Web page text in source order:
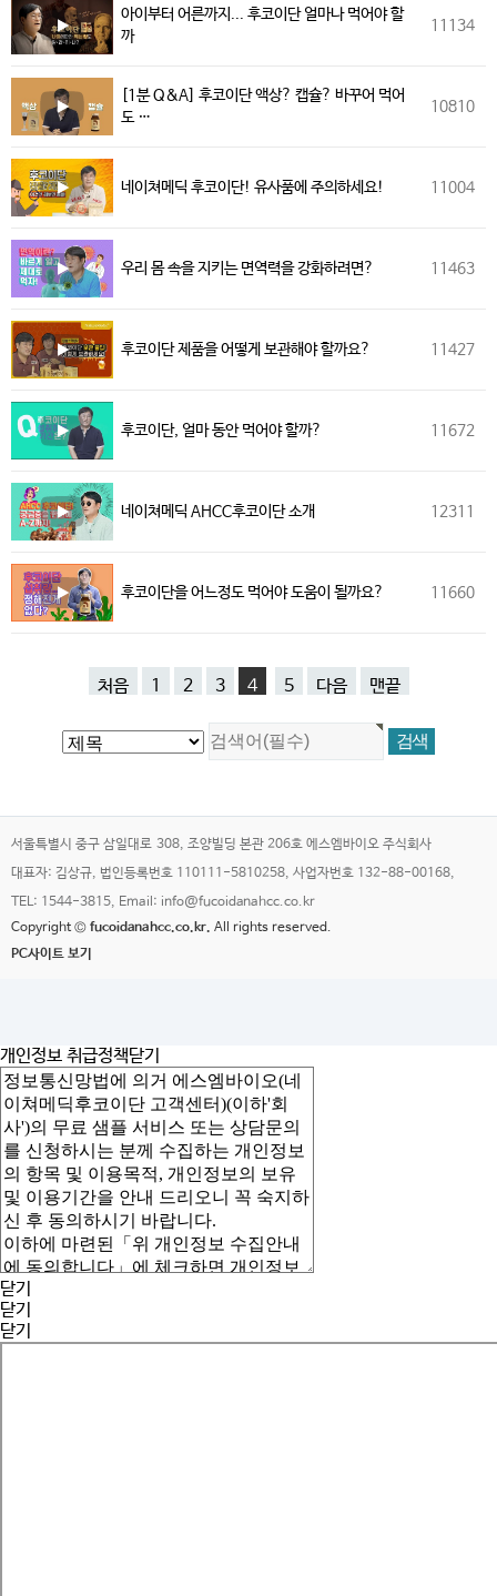
아이부터 어른까지... 후코이단 얼마나 먹어야 할
까
11134
[1분 Q&A] 후코이단 액상? 캡슐? 바꾸어 먹어
도 …
10810
네이쳐메딕 후코이단! 유사품에 주의하세요! 11004
우리 몸 속을 지키는 면역력을 강화하려면? 11463
후코이단 제품을 어떻게 보관해야 할까요? 11427
후코이단, 얼마 동안 먹어야 할까? 11672
네이쳐메딕 AHCC후코이단 소개 12311
후코이단을 어느정도 먹어야 도움이 될까요? 11660
처음 1 2 3 4 5 다음 맨끝
서울특별시 중구 삼일대로 308, 조양빌딩 본관 206호 에스엠바이오 주식회사
대표자: 김상규, 법인등록번호 110111-5810258, 사업자번호 132-88-00168,
TEL: 1544-3815, Email: info@fucoidanahcc.co.kr
Copyright © fucoidanahcc.co.kr. All rights reserved.
PC사이트 보기
개인정보 취급정책닫기
닫기
닫기
닫기